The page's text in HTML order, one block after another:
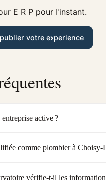
E R P pour l'instant.
votre experience
active ?
comme plombier à Choisy-
vérifie-t-il les